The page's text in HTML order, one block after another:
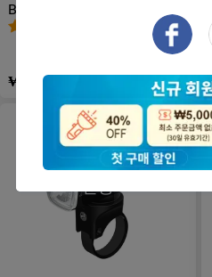
BFL 900 충전식 자전거 라이
트
₩77,900